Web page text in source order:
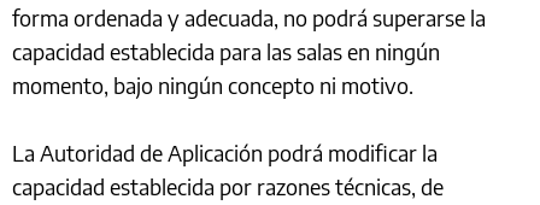
forma ordenada y adecuada, no podrá superarse la
capacidad establecida para las salas en ningún
momento, bajo ningún concepto ni motivo.
La Autoridad de Aplicación podrá modificar la
capacidad establecida por razones técnicas, de